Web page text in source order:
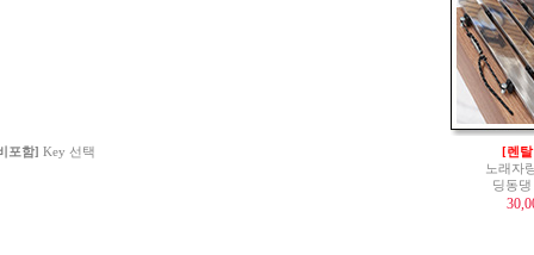
포함] Key 선택
[렌
노래자
딩동